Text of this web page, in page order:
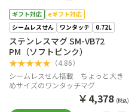
ギフト対応
eギフト対応
シームレスせん
ワンタッチ 0.72L
ステンレスマグ SM-VB72
PM（ソフトピンク）
★★★★★（4.86）
シームレスせん搭載 ちょっと大き
めサイズのワンタッチマグ
￥4,378 (税込)